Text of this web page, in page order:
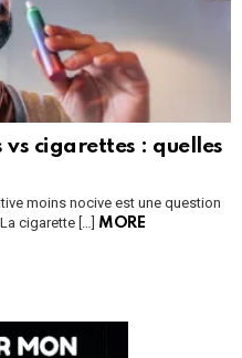
cigarettes : quelles
moins nocive est une question
cigarette […] MORE